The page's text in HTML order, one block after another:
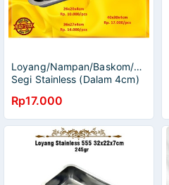
Loyang/Nampan/Baskom/Bak
Segi Stainless (Dalam 4cm)
Rp17.000